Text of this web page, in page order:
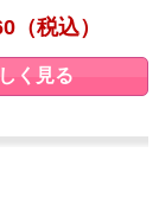
（税込）
く見る